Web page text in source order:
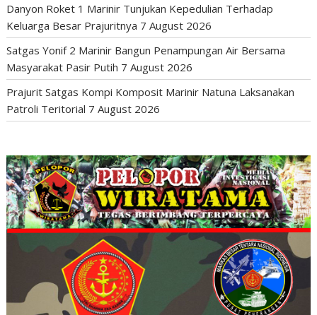
Danyon Roket 1 Marinir Tunjukan Kepedulian Terhadap
Keluarga Besar Prajuritnya 7 August 2026
Satgas Yonif 2 Marinir Bangun Penampungan Air Bersama
Masyarakat Pasir Putih 7 August 2026
Prajurit Satgas Kompi Komposit Marinir Natuna Laksanakan
Patroli Teritorial 7 August 2026